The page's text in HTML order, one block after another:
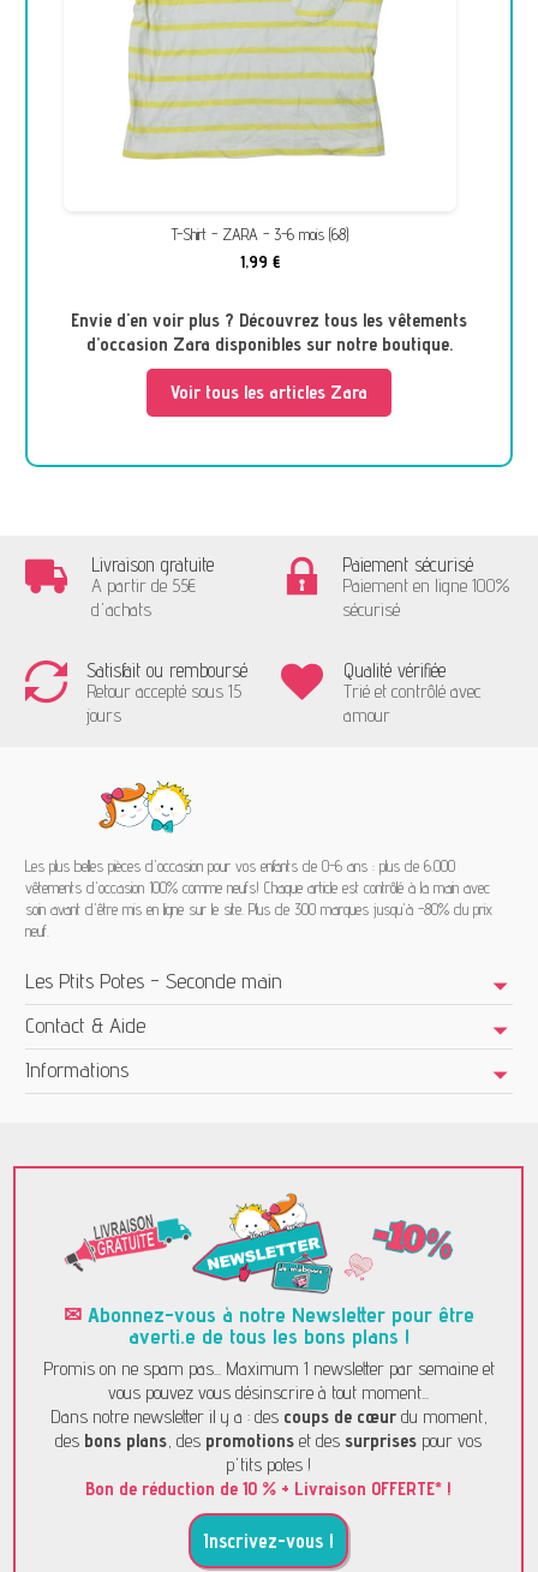
T-Shirt - ZARA - 3-6 mois (68)
1,99 €
Envie d'en voir plus ? Découvrez tous les vêtements
d’occasion Zara disponibles sur notre boutique.
Voir tous les articles Zara
Livraison gratuite
A partir de 55€
d'achats
Paiement sécurisé
Paiement en ligne 100%
sécurisé
Satisfait ou remboursé
Retour accepté sous 15
jours
Qualité vérifiée
Trié et contrôlé avec
amour
Les plus belles pièces d'occasion pour vos enfants de 0-6 ans : plus de 6.000
vêtements d'occasion 100% comme neufs! Chaque article est contrôlé à la main avec
soin avant d'être mis en ligne sur le site. Plus de 300 marques jusqu'à -80% du prix
neuf.
Les Ptits Potes - Seconde main
Contact & Aide
Informations
✉ Abonnez-vous à notre Newsletter pour être
averti.e de tous les bons plans !
Promis on ne spam pas... Maximum 1 newsletter par semaine et
vous pouvez vous désinscrire à tout moment...
Dans notre newsletter il y a : des coups de cœurdu moment,
des bons plans, des promotions et dessurprises pour vos
p'tits potes !
Bon de réduction de 10 % + Livraison OFFERTE* !
Inscrivez-vous !